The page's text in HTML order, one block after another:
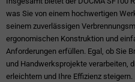
was Sie von einem hochwertigen
seinem zuverlässigen
ergonomischen Konstruktion und
Anforderungen erfüllen. Egal, ob Sie
und Handwerksprojekte verarbeiten,
erleichtern und Ihre Effizienz steigern.